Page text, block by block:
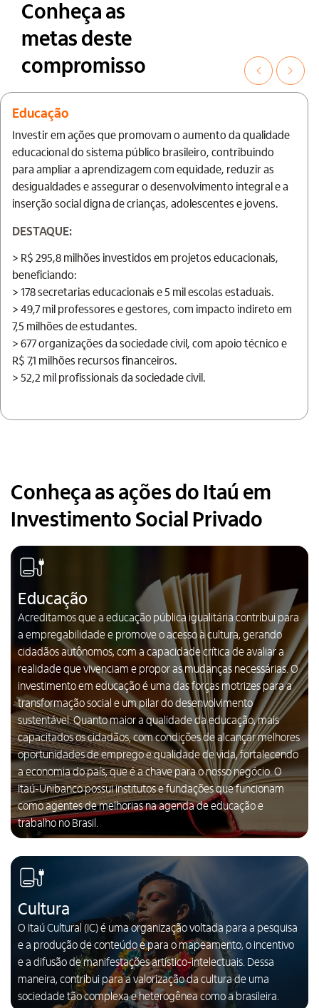
Conheça as
metasdeste
compromisso
Educação
Investir em ações que promovam o aumento da qualidade
educacional do sistema público brasileiro, contribuindo
para ampliar a aprendizagem com equidade, reduzir as
desigualdades e assegurar o desenvolvimento integral e a
inserção social digna de crianças, adolescentes e jovens.
DESTAQUE:
> R$ 295,8 milhões investidos em projetos educacionais,
beneficiando:
> 178 secretarias educacionais e 5 mil escolas estaduais.
> 49,7 mil professores e gestores, com impacto indireto em
7,5 milhões de estudantes.
> 677 organizações da sociedade civil, com apoio técnico e
R$ 7,1 milhões recursos financeiros.
> 52,2 mil profissionais da sociedade civil.
Conheça as ações do Itaú em
Investimento Social Privado
Educação
Acreditamos que a educação pública igualitária contribui para
a empregabilidade e promove o acesso à cultura, gerando
cidadãos autônomos, com a capacidade crítica de avaliar a
realidade que vivenciam e propor as mudanças necessárias. O
investimento em educação é uma das forças motrizes para a
transformação social e um pilar do desenvolvimento
sustentável. Quanto maior a qualidade da educação, mais
capacitados os cidadãos, com condições de alcançar melhores
oportunidades de emprego e qualidade de vida, fortalecendo
a economia do país, que é a chave para o nosso negócio. O
Itaú-Unibanco possui institutos e fundações que funcionam
como agentes de melhorias na agenda de educação e
trabalho no Brasil.
Cultura
O Itaú Cultural (IC) é uma organização voltada para a pesquisa
e a produção de conteúdo e para o mapeamento, o incentivo
e a difusão de manifestações artístico-intelectuais. Dessa
maneira, contribui para a valorização da cultura de uma
sociedade tão complexa e heterogênea como a brasileira.